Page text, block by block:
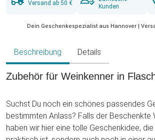
Versand ab 50 €
Kunden
Dein Geschenkespezialist aus Hannover |
Beschreibung Details
Zubehör für Weinkenner in
Suchst Du noch ein schönes passendes
bestimmten Anlass? Falls der Beschenkte
haben wir hier eine tolle Geschenkidee,